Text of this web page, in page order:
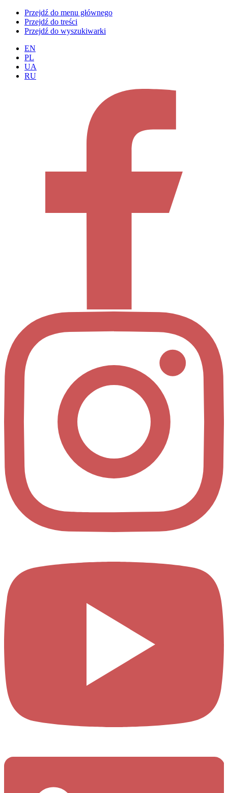
Przejdź do menu głównego
Przejdź do treści
Przejdź do wyszukiwarki
EN
PL
UA
RU